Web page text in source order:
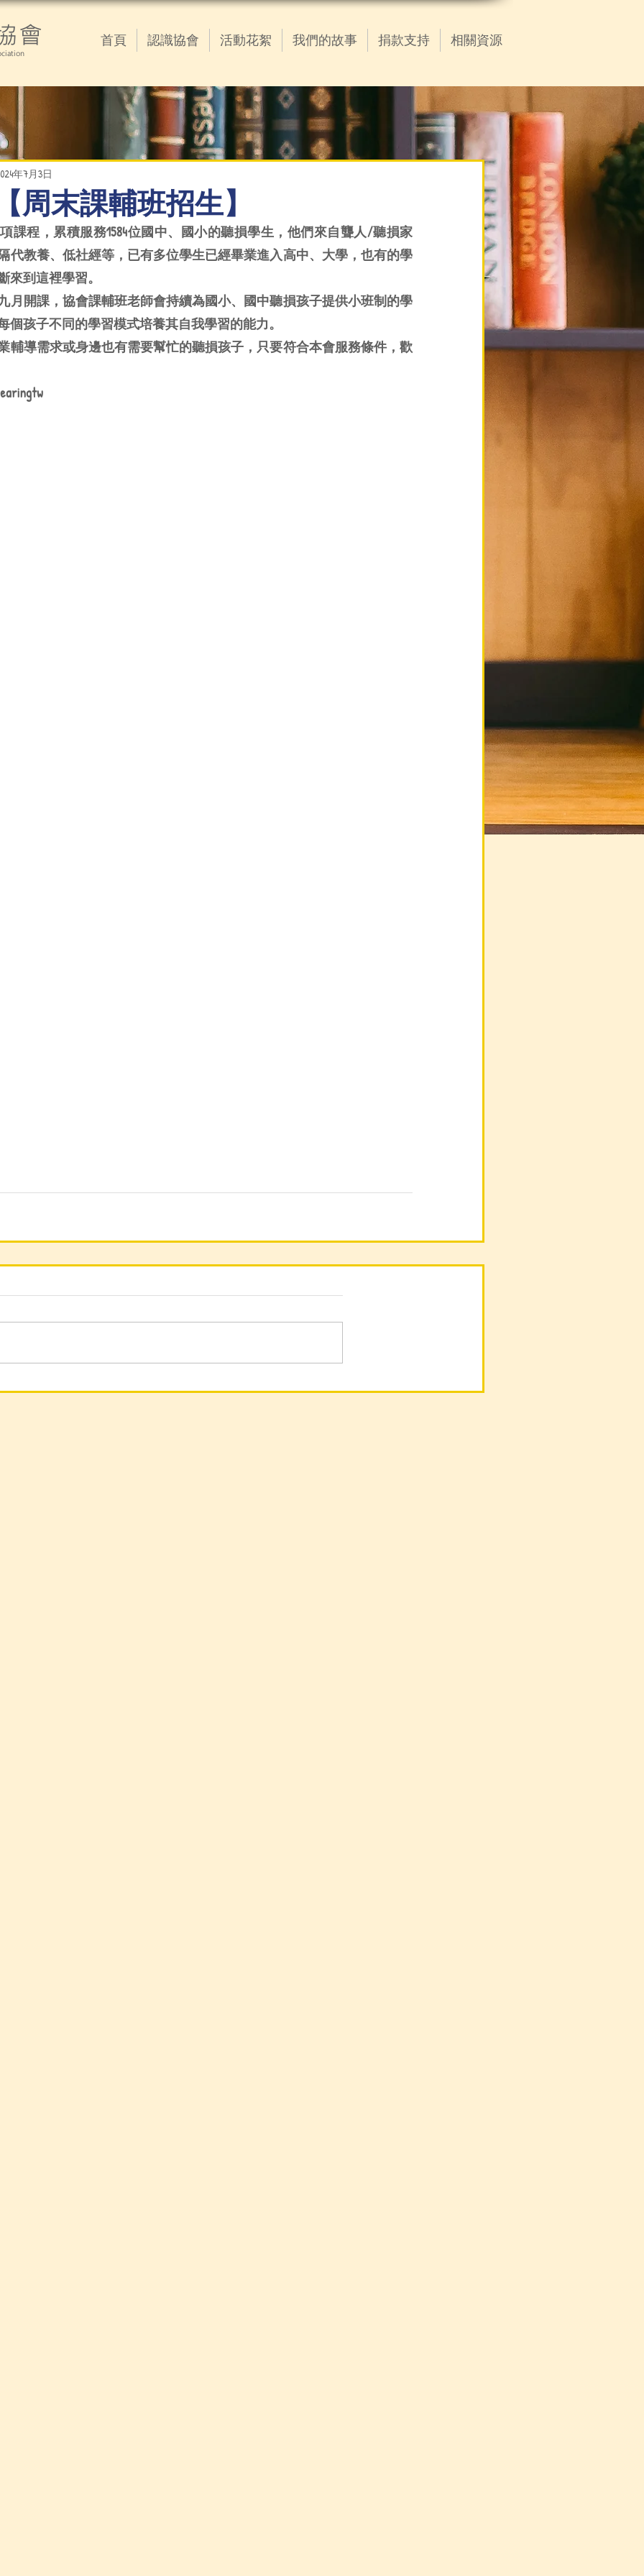
會 首頁 認識協會 活動花絮 我們的故事 捐款支持 相關資源
周末課輔班招生】
年7月3日
項課程，累積服務1584位國中、國小的聽損學生，他們來自聾人/聽損家
代教養、低社經等，已有多位學生已經畢業進入高中、大學，也有的學
來到這裡學習。
月開課，協會課輔班老師會持續為國小、國中聽損孩子提供小班制的學
個孩子不同的學習模式培養其自我學習的能力。
輔導需求或身邊也有需要幫忙的聽損孩子，只要符合本會服務條件，歡